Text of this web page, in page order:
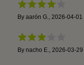
By aarón G. 2026-04-01
By nacho E. 2026-03-29